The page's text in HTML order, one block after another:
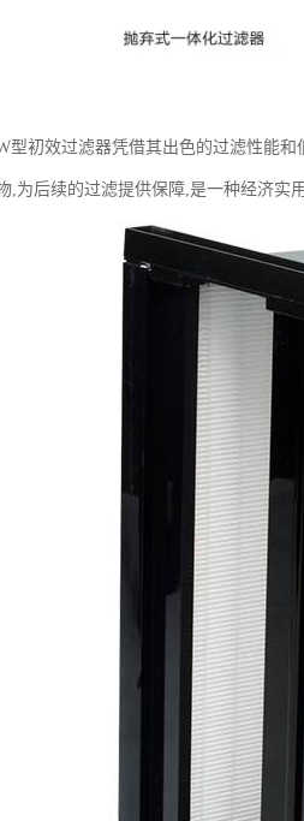
型初效过滤器凭借其出色的过滤性能
,为后续的过滤提供保障,是一种经济实